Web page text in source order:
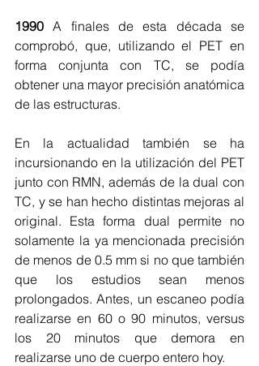
1990 A finales de esta década se
comprobó, que, utilizando el PET en
forma conjunta con TC, se podía
obtener una mayor precisión anatómica
de las estructuras.
En la actualidad también se ha
incursionando en la utilización del PET
junto con RMN, además de la dual con
TC, y se han hecho distintas mejoras al
original. Esta forma dual permite no
solamente la ya mencionada precisión
de menos de 0.5 mm si no que también
que los estudios sean menos
prolongados. Antes, un escaneo podía
realizarse en 60 o 90 minutos, versus
los 20 minutos que demora en
realizarse uno de cuerpo entero hoy.